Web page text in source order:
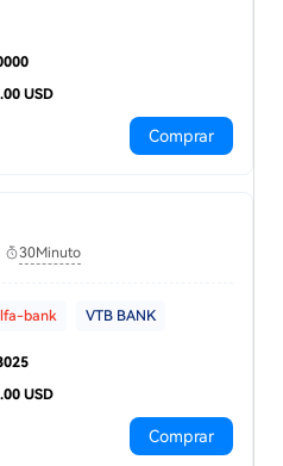
USD
Comprar
30Minuto
bank VTB BANK
USD
Comprar